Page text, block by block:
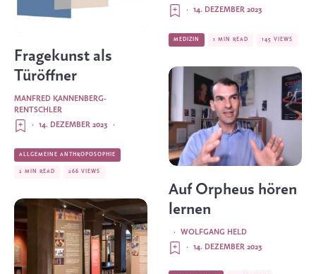
Fragekunst als
Türöffner
MANFRED KANNENBERG-
RENTSCHLER
·
14. DEZEMBER 2023
·
ALLGEMEINE ANTHROPOSOPHIE
2 MIN READ 266 VIEWS
14. DEZEMBER 2023
·
MEDIZIN 1 MIN READ 145 VIEWS
Auf Orpheus hören
lernen
WOLFGANG HELD
·
14. DEZEMBER 2023
·